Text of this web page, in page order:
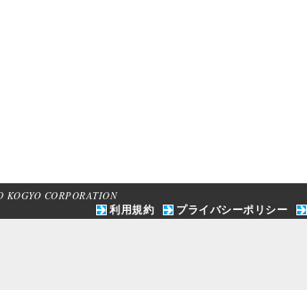
CORPORATION
利用規約 プライバシーポリシー